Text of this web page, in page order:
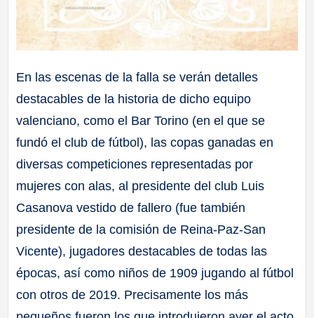
En las escenas de la falla se verán detalles
destacables de la historia de dicho equipo
valenciano, como el Bar Torino (en el que se
fundó el club de fútbol), las copas ganadas en
diversas competiciones representadas por
mujeres con alas, al presidente del club Luis
Casanova vestido de fallero (fue también
presidente de la comisión de Reina-Paz-San
Vicente), jugadores destacables de todas las
épocas, así como niños de 1909 jugando al fútbol
con otros de 2019. Precisamente los más